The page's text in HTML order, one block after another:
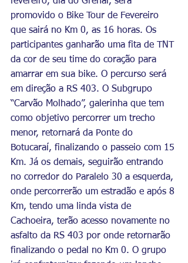
promovido o Bike Tour de Fevereiro
que sairá no Km 0, as 16 horas. Os
participantes ganharão uma fita de TNT
da cor de seu time do coração para
amarrar em sua bike. O percurso será
em direção a RS 403. O Subgrupo
“Carvão Molhado”, galerinha que tem
como objetivo percorrer um trecho
menor, retornará da Ponte do
Botucaraí, finalizando o passeio com 15
Km. Já os demais, seguirão entrando
no corredor do Paralelo 30 a esquerda,
onde percorrerão um estradão e após 8
Km, tendo uma linda vista de
Cachoeira, terão acesso novamente no
asfalto da RS 403 por onde retornarão
finalizando o pedal no Km 0. O grupo